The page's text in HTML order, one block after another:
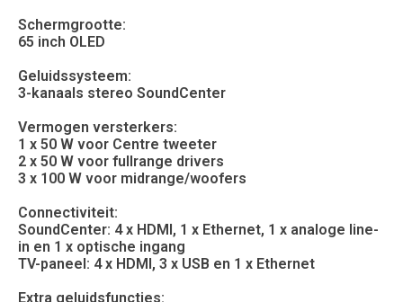
Schermgrootte:
65 inch OLED
Geluidssysteem:
3-kanaals stereo SoundCenter
Vermogen versterkers:
1 x 50 W voor Centre tweeter
2 x 50 W voor fullrange drivers
3 x 100 W voor midrange/woofers
Connectiviteit:
SoundCenter: 4 x HDMI, 1 x Ethernet, 1 x analoge line-
in en 1 x optische ingang
TV-paneel: 4 x HDMI, 3 x USB en 1 x Ethernet
Extra geluidsfuncties: